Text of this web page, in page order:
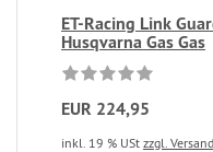
ET-Racing Link
Husqvarna Gas Gas
EUR 224,95
inkl. 19 % USt zzgl.